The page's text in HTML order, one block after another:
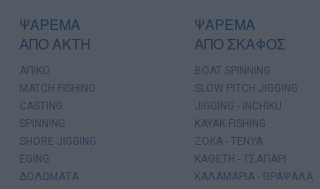
ΨΑΡΕΜΑ
ΑΠΟ ΑΚΤΗ
ΑΠΙΚΟ
MATCH FISHING
CASTING
SPINNING
SHORE JIGGING
EGING
ΔΟΛΩΜΑΤΑ
ΨΑΡΕΜΑ
ΑΠΟ ΣΚΑΦΟΣ
BOAT SPINNING
SLOW PITCH JIGGING
JIGGING - INCHIKU
KAYAK FISHING
ΖΟΚΑ - ΤΕΝΥΑ
ΚΑΘΕΤΗ - ΤΣΑΠΑΡΙ
ΚΑΛΑΜΑΡΙΑ - ΘΡΑΨΑΛΑ